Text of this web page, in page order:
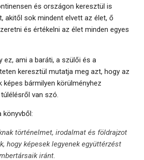
és országon keresztül is
akitől sok mindent elvett az élet, ő
és értékelni az élet minden egyes
ez, ami a baráti, a szülői és a
keresztül mutatja meg azt, hogy az
képes bármilyen körülményhez
van szó.
könyvből:
történelmet, irodalmat és földrajzot
hogy képesek legyenek együttérzést
iránt.